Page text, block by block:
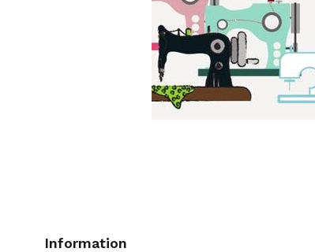
Information